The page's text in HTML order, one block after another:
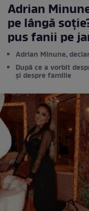
Adrian
pe lângă
pus fanii pe
Adrian Minune,
După ce a vorbit
și despre familie